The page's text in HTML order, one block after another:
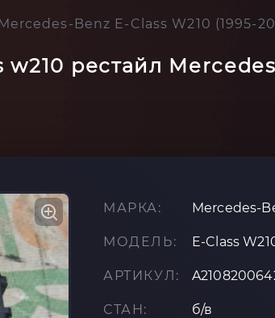
Benz E-Class W210 (1995-
рестайл
МАРКА: Mercedes-
МОДЕЛЬ: E-Class
АРТИКУЛ:
СТАН: б/в